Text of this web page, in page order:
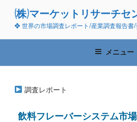
ン
(株)マーケットリサーチセ
❖ 世界の市場調査レポート/産業調査報告書/
メニュー
調査レポート
飲料フレーバーシステム市